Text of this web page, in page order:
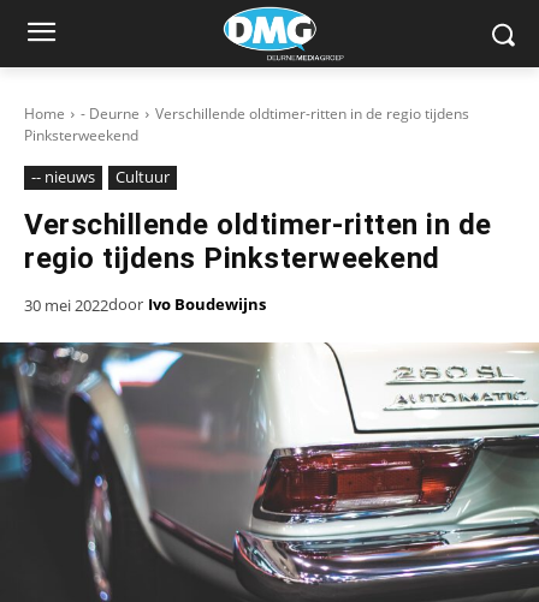
Home - Deurne
Verschillende oldtimer-ritten in de regio tijdens
Pinksterweekend
-- nieuws Cultuur
Verschillende oldtimer-ritten in de
regio tijdens Pinksterweekend
30 mei 2022door Ivo Boudewijns